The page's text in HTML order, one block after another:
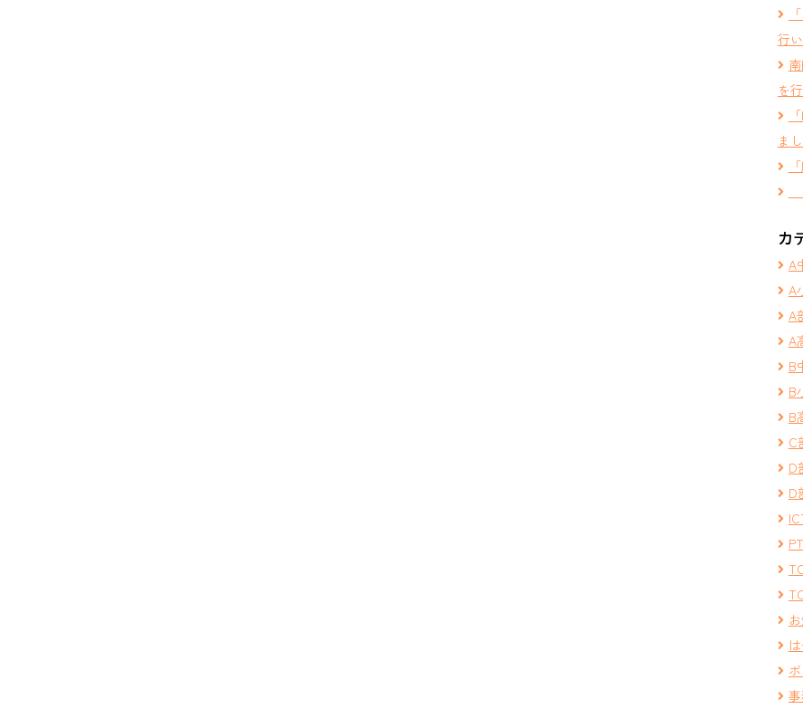
行
を
ま
カ
A
A
A
A
B
B
B
C
D
D